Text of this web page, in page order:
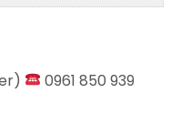
0961 850 939